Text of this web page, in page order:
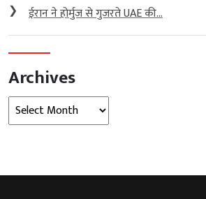
❯ ईरान ने होर्मुज से गुजरते UAE की...
Archives
Archives